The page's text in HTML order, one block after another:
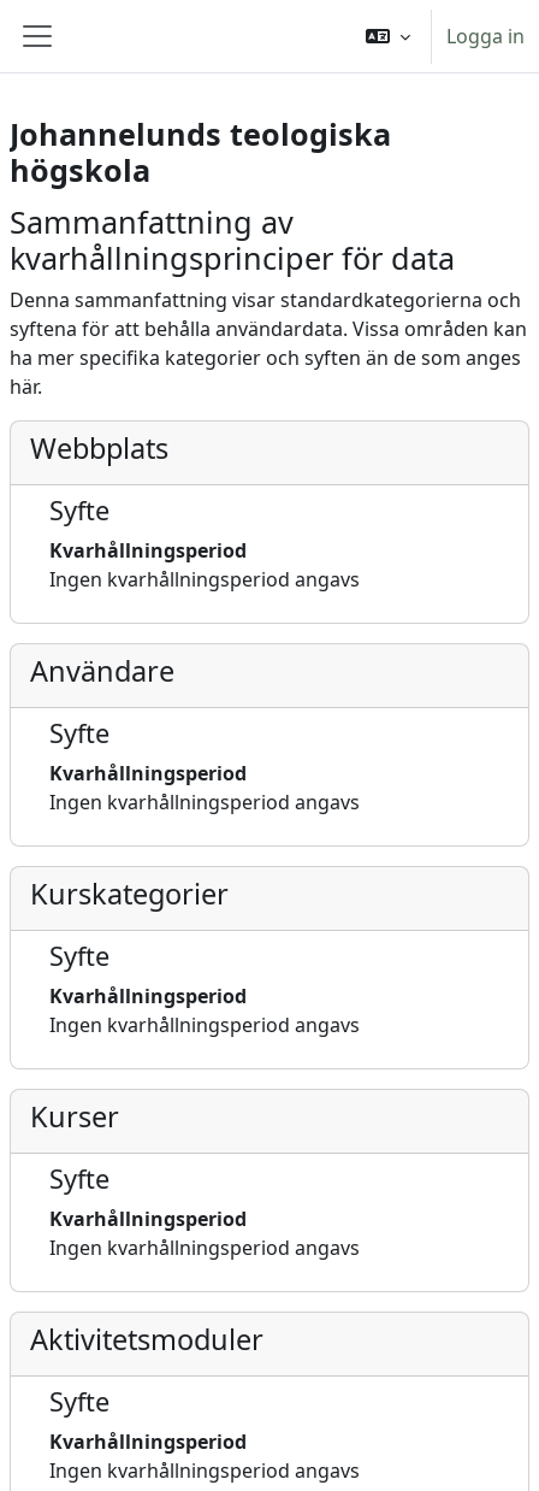
Sidopanel
Logga in
Johannelunds teologiska
högskola
Sammanfattning av
kvarhållningsprinciper för data
Denna sammanfattning visar standardkategorierna och
syftena för att behålla användardata. Vissa områden kan
ha mer specifika kategorier och syften än de som anges
här.
Webbplats
Syfte
Kvarhållningsperiod
Ingen kvarhållningsperiod angavs
Användare
Syfte
Kvarhållningsperiod
Ingen kvarhållningsperiod angavs
Kurskategorier
Syfte
Kvarhållningsperiod
Ingen kvarhållningsperiod angavs
Kurser
Syfte
Kvarhållningsperiod
Ingen kvarhållningsperiod angavs
Aktivitetsmoduler
Syfte
Kvarhållningsperiod
Ingen kvarhållningsperiod angavs